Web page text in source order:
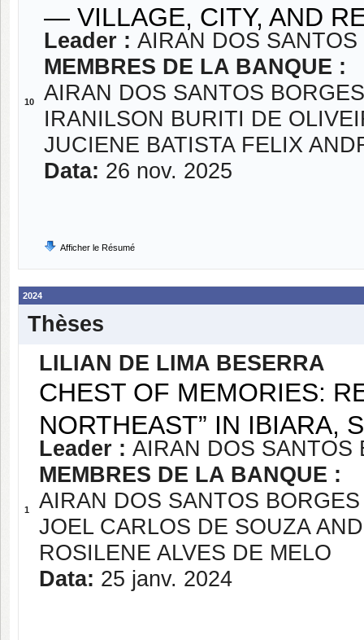
10
— VILLAGE, CITY, AND
Leader : AIRAN DOS
MEMBRES DE LA BANQUE :
AIRAN DOS SANTOS
IRANILSON BURITI DE
JUCIENE BATISTA FELIX
Data: 26 nov. 2025
Afficher le Résumé
2024
Thèses
1
LILIAN DE LIMA BESERRA
CHEST OF MEMORIES:
NORTHEAST” IN IBIARA,
Leader : AIRAN DOS SANTOS
MEMBRES DE LA BANQUE :
AIRAN DOS SANTOS
JOEL CARLOS DE SOUZA
ROSILENE ALVES DE MELO
Data: 25 janv. 2024